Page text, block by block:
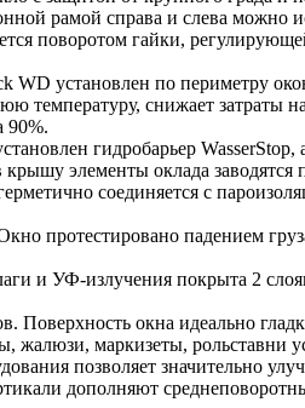
рамой справа и слева
поворотом гайки,
WD установлен по периметру
снижает затраты
90%.
гидробарьер
элементы оклада
соединяется с
протестировано падением
и УФ-излучения покрыта 2
окна идеально
маркизеты, рольставни
позволяет значительно
дополняют